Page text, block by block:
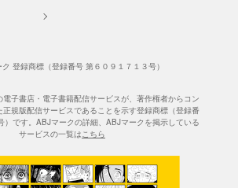
電子書店・電子書籍配信サービスが、著作権者からコン
正規版配信サービスであることを示す登録商標（登録番
）です。ABJマークの詳細、ABJマークを掲示している
サービスの一覧はこちら